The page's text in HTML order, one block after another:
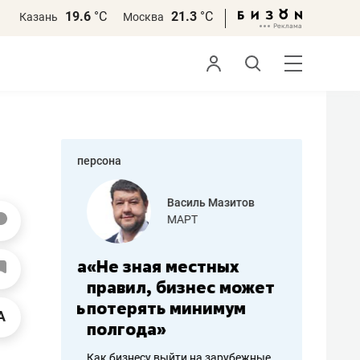
Казань 19.6 °С Москва 21.3 °С
персона
работа
Василь Мазитов
МАРТ
«Не зная местных
правил, бизнес может
потерять минимум
полгода»